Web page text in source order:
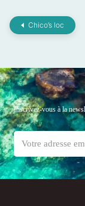
Chico’s loc
Inscrivez-vous à la